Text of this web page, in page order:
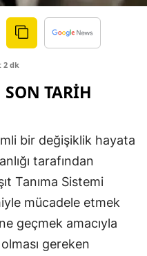
Edirne
Elazığ
Erzurum
Gaziantep
Giresun
Gümüşhane
Hakkari
2 dk
SON TARIH
bir değişiklik hayata
tarafından
Tanıma Sistemi
mücadele etmek
geçmek amacıyla
gereken